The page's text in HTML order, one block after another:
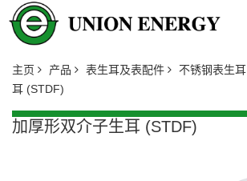
主页 产品 表生耳及表配件 不锈钢表生耳
耳 (STDF)
加厚形双介子生耳 (STDF)